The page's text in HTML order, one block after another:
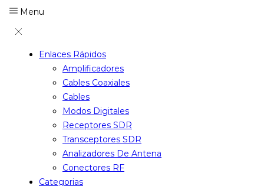
Menu
Enlaces Rápidos
Amplificadores
Cables Coaxiales
Cables
Modos Digitales
Receptores SDR
Transceptores SDR
Analizadores De Antena
Conectores RF
Categorias